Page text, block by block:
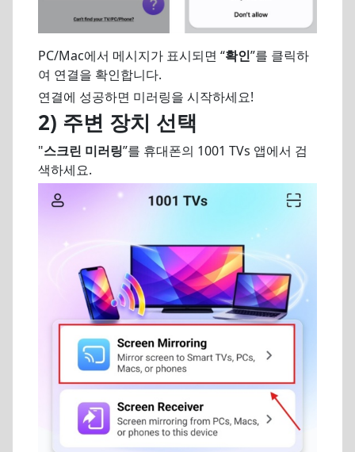
PC/Mac에서 메시지가 표시되면 “확인”를 클릭하
여 연결을 확인합니다.
연결에 성공하면 미러링을 시작하세요!
2) 주변 장치 선택
"스크린 미러링”를 휴대폰의 1001 TVs 앱에서 검
색하세요.